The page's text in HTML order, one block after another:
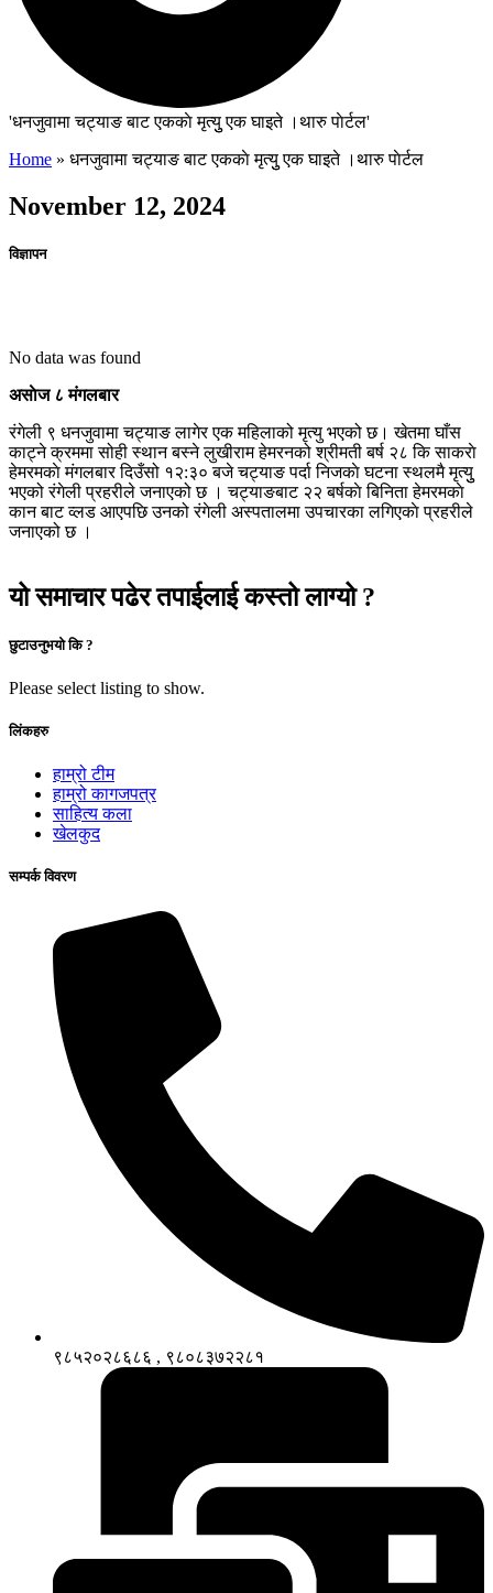
'धनजुवामा चट्याङ बाट एककाे मृत्युु एक घाइते ।थारु पाेर्टल'
Home » धनजुवामा चट्याङ बाट एककाे मृत्युु एक घाइते ।थारु पाेर्टल
November 12, 2024
विज्ञापन
No data was found
असाेज ८ मंगलबार
रंगेली ९ धनजुवामा चट्याङ लागेर एक महिलाको मृत्यु भएको छ। खेतमा घाँस
काट्ने क्रममा सोही स्थान बस्ने लुखीराम हेमरनको श्रीमती बर्ष २८ कि साकराे
हेमरमकाे मंगलबार दिउँसो १२:३० बजे चट्याङ पर्दा निजकाे घटना स्थलमै मृत्युु
भएको रंगेली प्रहरीले जनाएको छ । चट्याङबाट २२ बर्षकाे बिनिता हेमरमकाे
कान बाट व्लड आएपछि उनको रंगेली अस्पतालमा उपचारका लगिएकाे प्रहरीले
जनाएको छ ।
यो समाचार पढेर तपाईलाई कस्तो लाग्यो ?
छुटाउनुभयो कि ?
Please select listing to show.
लिंकहरु
हाम्रो टीम
हाम्रो कागजपत्र
साहित्य कला
खेलकुद
सम्पर्क विवरण
९८५२०२८६८६ , ९८०८३७२२८१